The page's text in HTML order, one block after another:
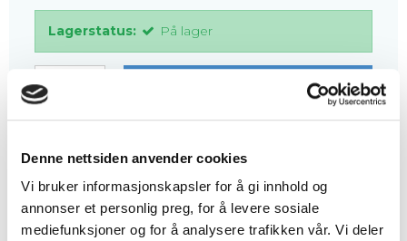
Denne nettsiden anvender cookies
Vi bruker informasjonskapsler for å gi innhold og
annonser et personlig preg, for å levere sosiale
mediefunksjoner og for å analysere trafikken vår. Vi deler
Lagerstatus: På lager
HAR DU NOENSPØRSMÅL?
BESKRIVELSE
Ristetype: leidertrinn